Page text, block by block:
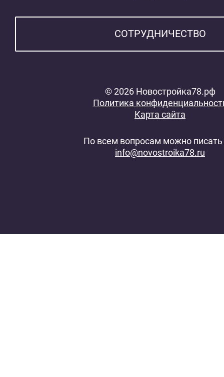
СОТРУДНИЧЕСТВО
© 2026 Новостройка78.рф
Политика
Карта сайта
По всем вопросам можно писать
info@novostroika78.ru